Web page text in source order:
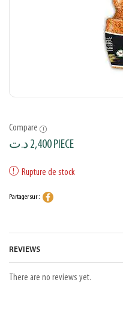
Compare
2,400د.ت PIECE
Rupture de stock
Partager sur :
REVIEWS
There are no reviews yet.